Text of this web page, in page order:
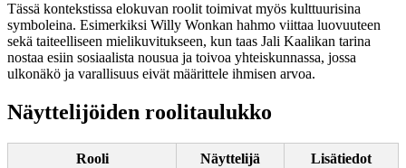
Tässä kontekstissa elokuvan roolit toimivat myös kulttuurisina
symboleina. Esimerkiksi Willy Wonkan hahmo viittaa luovuuteen
sekä taiteelliseen mielikuvitukseen, kun taas Jali Kaalikan tarina
nostaa esiin sosiaalista nousua ja toivoa yhteiskunnassa, jossa
ulkonäkö ja varallisuus eivät määrittele ihmisen arvoa.
Näyttelijöiden roolitaulukko
Rooli Näyttelijä Lisätiedot